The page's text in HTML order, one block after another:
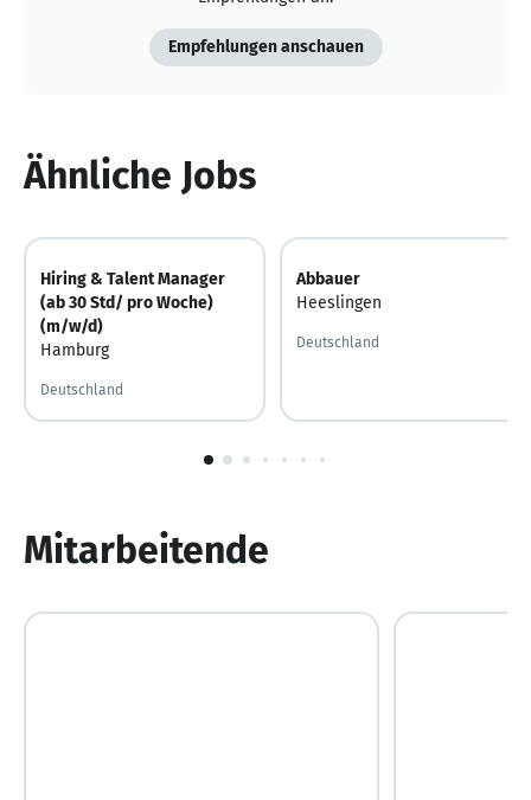
Empfehlungen anschauen
Ähnliche Jobs
Hiring & Talent Manager
(ab 30 Std/ pro Woche)
(m/w/d)
Hamburg
Deutschland
Abbauer
Heeslingen
Deutschland
1
Mitarbeitende